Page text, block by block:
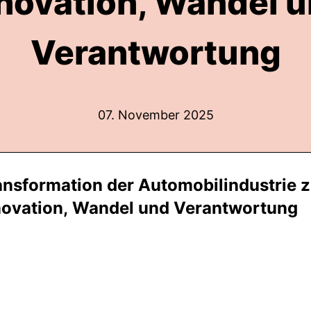
Verantwortung
07. November 2025